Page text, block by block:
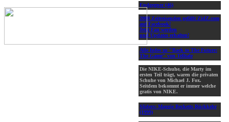
Endgegner (46)
2000 Zeitreisenden gefällt ZidZ.com
auf Facebook!
Jetzt Fan werden
und Updates erhalten!
Alle Infos zu "Back to The Future:
The Game" von Telltale
Die NIKE-Schuhe, die Marty im
ersten Teil trägt, waren die privaten
Schuhe von Michael J. Fox.
Seitdem bekommt er immer welche
gratis von NIKE.
Sliders: Maggie Becketts Rückkehr
(1999)